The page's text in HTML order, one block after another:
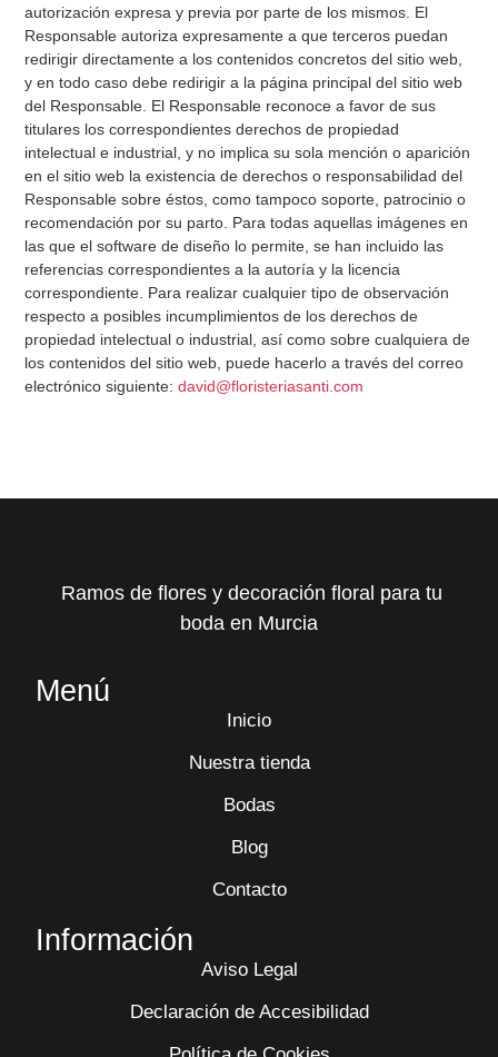
autorización expresa y previa por parte de los mismos. El
Responsable autoriza expresamente a que terceros puedan
redirigir directamente a los contenidos concretos del sitio web,
y en todo caso debe redirigir a la página principal del sitio web
del Responsable. El Responsable reconoce a favor de sus
titulares los correspondientes derechos de propiedad
intelectual e industrial, y no implica su sola mención o aparición
en el sitio web la existencia de derechos o responsabilidad del
Responsable sobre éstos, como tampoco soporte, patrocinio o
recomendación por su parto. Para todas aquellas imágenes en
las que el software de diseño lo permite, se han incluido las
referencias correspondientes a la autoría y la licencia
correspondiente. Para realizar cualquier tipo de observación
respecto a posibles incumplimientos de los derechos de
propiedad intelectual o industrial, así como sobre cualquiera de
los contenidos del sitio web, puede hacerlo a través del correo
electrónico siguiente:david@floristeriasanti.com
Ramos de flores y decoración floral para tu
boda en Murcia
Menú
Inicio
Nuestra tienda
Bodas
Blog
Contacto
Información
Aviso Legal
Declaración de Accesibilidad